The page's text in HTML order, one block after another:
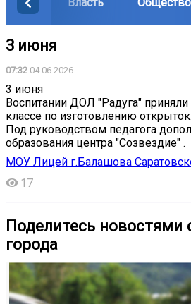
3 июня
07:32 04.06.2026
3 июня
Воспитании ДОЛ "Радуга" приняли
классе по изготовлению открыток.
️Под руководством педагога
образования центра "Созвездие" .
МОУ Лицей г.Балашова
17
Поделитесь новостями
города